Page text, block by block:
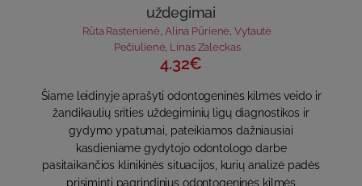
uždegimai
Rūta Rastenienė, Alina Pūrienė,Vytautė
Pečiulienė, Linas Zaleckas
4.32€
Šiame leidinyje aprašyti odontogeninės kilmės veido ir
žandikaulių srities uždegiminių ligų diagnostikos ir
gydymo ypatumai, pateikiamos dažniausiai
kasdieniame gydytojo odontologo darbe
pasitaikančios klinikinės situacijos, kurių analizė padės
prisiminti pagrindinius odontogeninės kilmės